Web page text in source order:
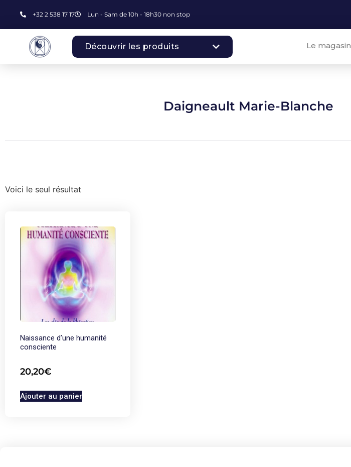
+32 2 538 17 17 Lun - Sam de 10h - 18h30 non stop
Découvrir les produits Le magasin
Daigneault Marie-Blanche
Voici le seul résultat
Naissance d’une humanité
consciente
20,20€
Ajouter au panier